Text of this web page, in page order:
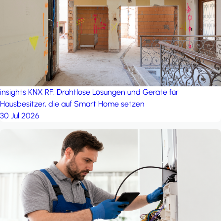
insights KNX RF: Drahtlose Lösungen und Geräte für
Hausbesitzer, die auf Smart Home setzen
30 Jul 2026